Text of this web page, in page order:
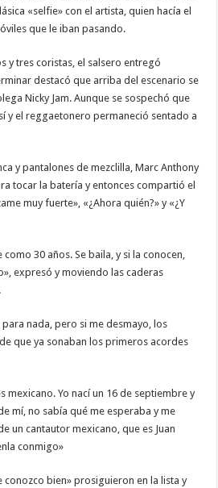
«selfie» con el artista, quien hacía el
que le iban pasando.
y tres coristas, el salsero entregó
destacó que arriba del escenario se
Nicky Jam. Aunque se sospechó que
y el reggaetonero permaneció sentado a
y pantalones de mezclilla, Marc Anthony
tocar la batería y entonces compartió el
muy fuerte», «¿Ahora quién?» y «¿Y
como 30 años. Se baila, y si la conocen,
expresó y moviendo las caderas
nada, pero si me desmayo, los
que ya sonaban los primeros acordes
mexicano. Yo nací un 16 de septiembre y
mí, no sabía qué me esperaba y me
un cantautor mexicano, que es Juan
conmigo»
conozco bien» prosiguieron en la lista y